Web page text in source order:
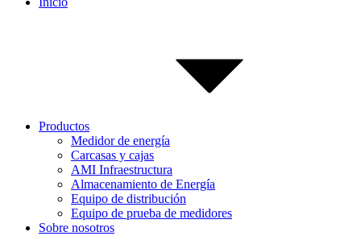
Productos
Medidor de energía
Carcasas y cajas
AMI Infraestructura
Almacenamiento de Energía
Equipo de distribución
Equipo de prueba de medidores
Sobre nosotros